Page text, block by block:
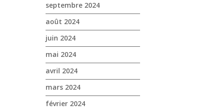
septembre 2024
août 2024
juin 2024
mai 2024
avril 2024
mars 2024
février 2024